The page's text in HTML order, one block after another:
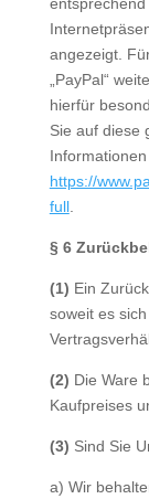
angezeigt.
„PayPal“
hierfür
Sie auf diese
https://
full.
§ 6
(1) Ein
soweit es
(2) Die Ware
Kaufpreises
(3) Sind Sie
a) Wir